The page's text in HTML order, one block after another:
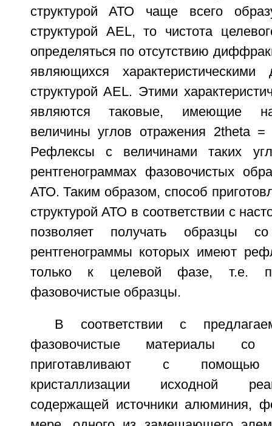
структурой АТО чаще всего
структурой AEL, то чистота
определяться по отсутствию
являющихся
структурой AEL. Этими
являются таковые, имеющие на
величины углов отражения 2theta
Рефлексы с величинами таких
рентгенограммах фазовочистых
АТО. Таким образом, способ
структурой АТО в соответствии с
позволяет получать образцы
рентгенограммы которых имеют
только к целевой фазе, т.е.
фазовочистые образцы.
В соответствии с
фазовочистые материалы со
приготавливают с помощью
кристаллизации исходной
содержащей источники алюминия,